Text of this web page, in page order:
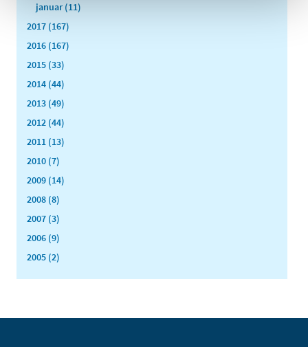
januar (11)
2017 (167)
2016 (167)
2015 (33)
2014 (44)
2013 (49)
2012 (44)
2011 (13)
2010 (7)
2009 (14)
2008 (8)
2007 (3)
2006 (9)
2005 (2)